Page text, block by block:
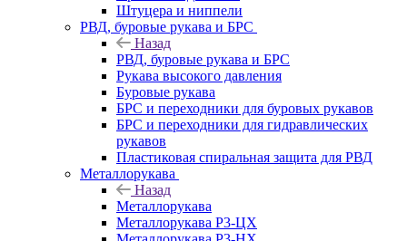
Штуцера и ниппели
РВД, буровые рукава и БРС
Назад
РВД, буровые рукава и БРС
Рукава высокого давления
Буровые рукава
БРС и переходники для буровых рукавов
БРС и переходники для гидравлических
рукавов
Пластиковая спиральная защита для РВД
Металлорукава
Назад
Металлорукава
Металлорукава Р3-ЦХ